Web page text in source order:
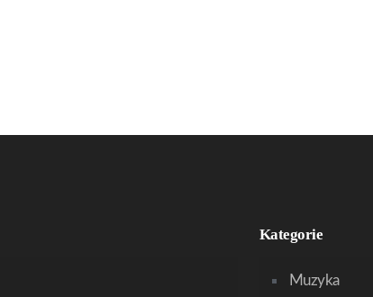
Kategorie
Muzyka